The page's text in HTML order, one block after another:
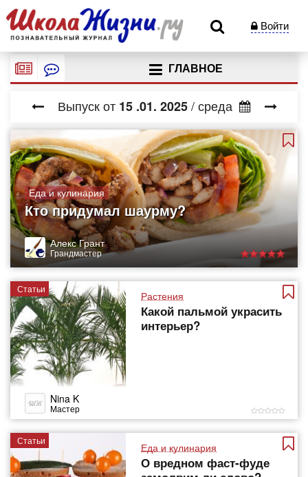
Войти
ГЛАВНОЕ
Выпуск от 15 .01. 2025 / среда
Еда и кулинария
Кто придумал шаурму?
Алекс Грант
Грандмастер
Статьи
Растения
​Какой пальмой украсить
интерьер?
Nina K
Мастер
Статьи
Еда и кулинария
О вредном фаст-фуде